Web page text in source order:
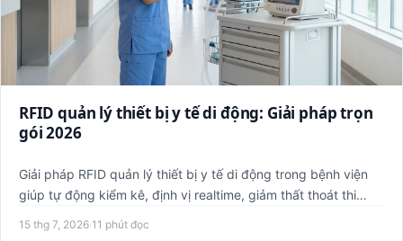
RFID quản lý thiết bị y tế di động: Giải pháp trọn
gói 2026
Giải pháp RFID quản lý thiết bị y tế di động trong bệnh viện
giúp tự động kiểm kê, định vị realtime, giảm thất thoát thi…
15 thg 7, 2026·11 phút đọc